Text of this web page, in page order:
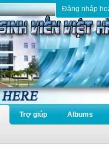
Đăng nhập
Trợ giúp Albums